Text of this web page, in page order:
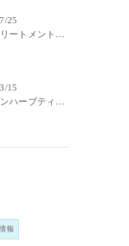
25
アロマトリートメントで身体と心のメンテナンス
15
ハワイアンハーブティー｜MahaLo Aloma Relaxation奈良
報